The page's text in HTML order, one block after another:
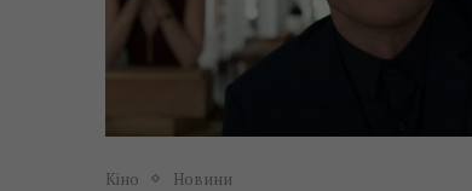
Кіно Новини